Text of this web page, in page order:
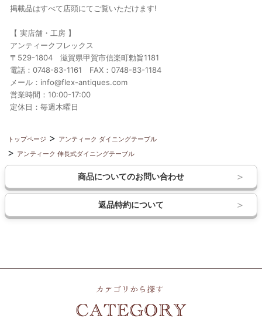
掲載品はすべて店頭にてご覧いただけます!
【 実店舗・工房 】
アンティークフレックス
〒529-1804 滋賀県甲賀市信楽町勅旨1181
電話：0748-83-1161 FAX：0748-83-1184
メール：info@flex-antiques.com
営業時間：10:00-17:00
定休日：毎週木曜日
トップページ
アンティーク ダイニングテーブル
アンティーク 伸長式ダイニングテーブル
商品についてのお問い合わせ
返品特約について